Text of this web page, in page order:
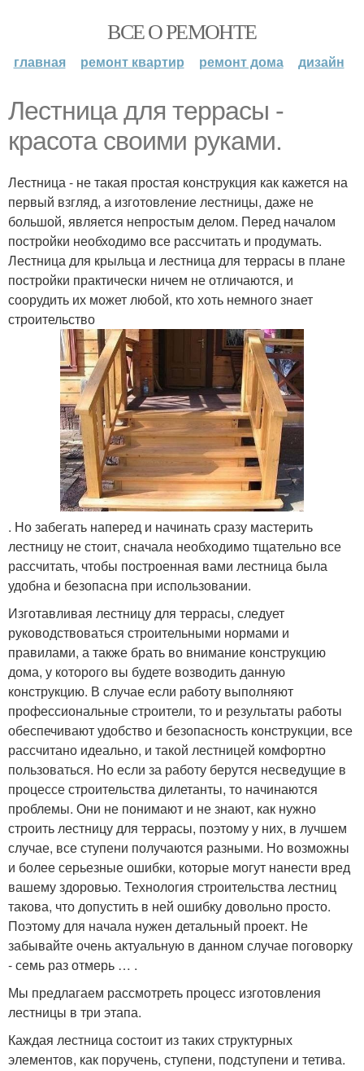
ВСЕ О РЕМОНТЕ
главная ремонт квартир ремонт дома дизайн
Лестница для террасы -
красота своими руками.
Лестница - не такая простая конструкция как кажется на
первый взгляд, а изготовление лестницы, даже не
большой, является непростым делом. Перед началом
постройки необходимо все рассчитать и продумать.
Лестница для крыльца и лестница для террасы в плане
постройки практически ничем не отличаются, и
соорудить их может любой, кто хоть немного знает
строительство
. Но забегать наперед и начинать сразу мастерить
лестницу не стоит, сначала необходимо тщательно все
рассчитать, чтобы построенная вами лестница была
удобна и безопасна при использовании.
Изготавливая лестницу для террасы, следует
руководствоваться строительными нормами и
правилами, а также брать во внимание конструкцию
дома, у которого вы будете возводить данную
конструкцию. В случае если работу выполняют
профессиональные строители, то и результаты работы
обеспечивают удобство и безопасность конструкции, все
рассчитано идеально, и такой лестницей комфортно
пользоваться. Но если за работу берутся несведущие в
процессе строительства дилетанты, то начинаются
проблемы. Они не понимают и не знают, как нужно
строить лестницу для террасы, поэтому у них, в лучшем
случае, все ступени получаются разными. Но возможны
и более серьезные ошибки, которые могут нанести вред
вашему здоровью. Технология строительства лестниц
такова, что допустить в ней ошибку довольно просто.
Поэтому для начала нужен детальный проект. Не
забывайте очень актуальную в данном случае поговорку
- семь раз отмерь … .
Мы предлагаем рассмотреть процесс изготовления
лестницы в три этапа.
Каждая лестница состоит из таких структурных
элементов, как поручень, ступени, подступени и тетива.